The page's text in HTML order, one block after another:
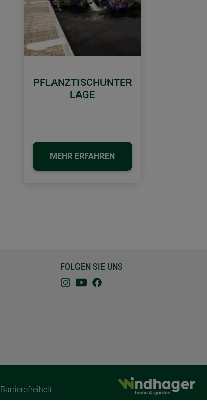
PFLANZTISCHUNTER
LAGE
MEHR ERFAHREN
Weiter
FOLGEN SIE UNS
Barrierefreiheit